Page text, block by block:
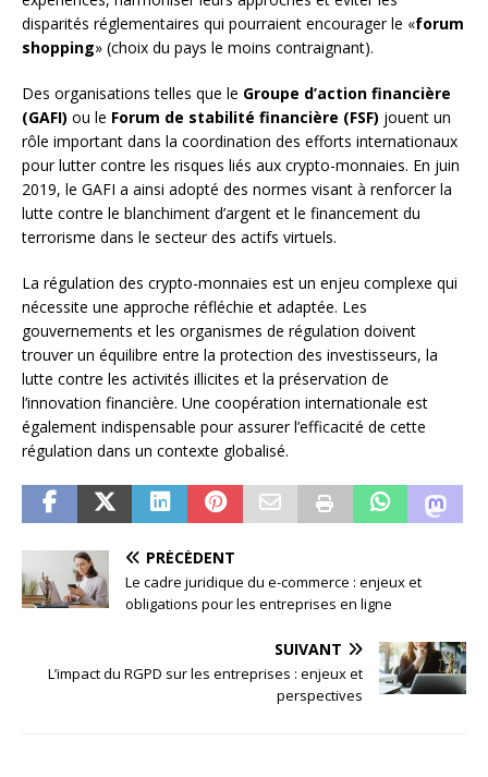
disparités réglementaires qui pourraient encourager le «forum
shopping» (choix du pays le moins contraignant).
Des organisations telles que le Groupe d’action financière
(GAFI) ou le Forum de stabilité financière (FSF) jouent un
rôle important dans la coordination des efforts internationaux
pour lutter contre les risques liés aux crypto-monnaies. En juin
2019, le GAFI a ainsi adopté des normes visant à renforcer la
lutte contre le blanchiment d’argent et le financement du
terrorisme dans le secteur des actifs virtuels.
La régulation des crypto-monnaies est un enjeu complexe qui
nécessite une approche réfléchie et adaptée. Les
gouvernements et les organismes de régulation doivent
trouver un équilibre entre la protection des investisseurs, la
lutte contre les activités illicites et la préservation de
l’innovation financière. Une coopération internationale est
également indispensable pour assurer l’efficacité de cette
régulation dans un contexte globalisé.
PRÉCÉDENT
Le cadre juridique du e-commerce : enjeux et
obligations pour les entreprises en ligne
SUIVANT
L’impact du RGPD sur les entreprises : enjeux et
perspectives